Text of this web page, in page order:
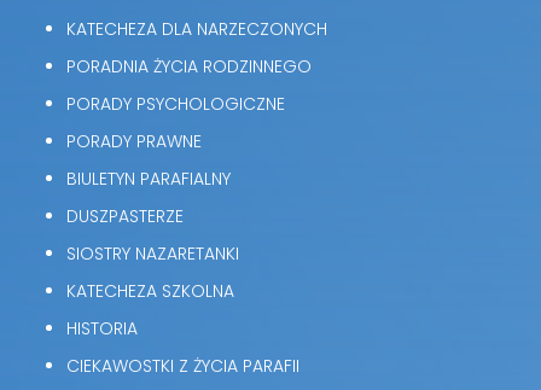
KATECHEZA DLA NARZECZONYCH
PORADNIA ŻYCIA RODZINNEGO
PORADY PSYCHOLOGICZNE
PORADY PRAWNE
BIULETYN PARAFIALNY
DUSZPASTERZE
SIOSTRY NAZARETANKI
KATECHEZA SZKOLNA
HISTORIA
CIEKAWOSTKI Z ŻYCIA PARAFII